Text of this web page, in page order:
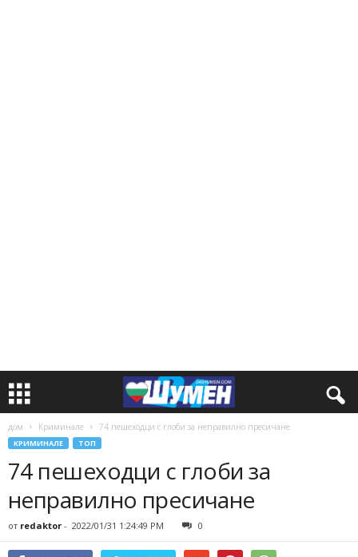
дом Криминале 74 пешеходци с глоби за неправилно пресичане
КРИМИНАЛЕ ТОП
74 пешеходци с глоби за
неправилно пресичане
от redaktor - 2022/01/31 1:24:49 PM 0